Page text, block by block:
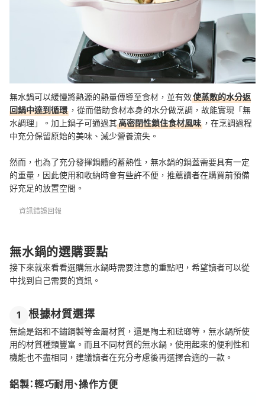
無水鍋可以緩慢將熱源的熱量傳導至食材，並有效使蒸散的水分返
回鍋中達到循環 ，從而借助食材本身的水分做烹調，故能實現「無
水調理」。加上鍋子可通過其高密閉性鎖住食材風味 ，在烹調過程
中充分保留原始的美味、減少營養流失。
然而，也為了充分發揮鍋體的蓄熱性，無水鍋的鍋蓋需要具有一定
的重量，因此使用和收納時會有些許不便，推薦讀者在購買前預備
好充足的放置空間。
資訊錯誤回報
無水鍋的選購要點
接下來就來看看選購無水鍋時需要注意的重點吧，希望讀者可以從
中找到自己需要的資訊。
1 根據材質選擇
無論是鋁和不鏽鋼製等金屬材質，還是陶土和琺瑯等，無水鍋所使
用的材質種類豐富。而且不同材質的無水鍋，使用起來的便利性和
機能也不盡相同，建議讀者在充分考慮後再選擇合適的一款。
鋁製：輕巧耐用、操作方便